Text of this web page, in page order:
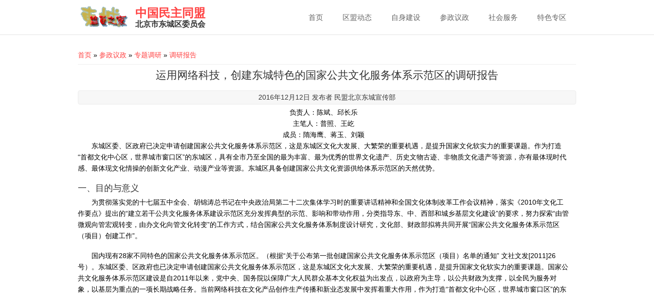
中国民主同盟
北京市东城区委员会
首页 区盟动态 自身建设 参政议政 社会服务 特色专区
You are here
首页 » 参政议政 » 专题调研 » 调研报告
运用网络科技，创建东城特色的国家公共文化服务体系示范区的调研报告
2016年12月12日 发布者 民盟北京东城宣传部
负责人：陈斌、邱长乐
主笔人：普照、王屹
成员：隋海鹰、蒋玉、刘颖
东城区委、区政府已决定申请创建国家公共文化服务体系示范区，这是东城区文化大发展、大繁荣的重要机遇，是提升国家文化软实力的重要课题。作为打造
“首都文化中心区，世界城市窗口区”的东城区，具有全市乃至全国的最为丰富、最为优秀的世界文化遗产、历史文物古迹、非物质文化遗产等资源，亦有最体现时代
感、最体现文化情操的创新文化产业、动漫产业等资源。东城区具备创建国家公共文化资源供给体系示范区的天然优势。
一、目的与意义
为贯彻落实党的十七届五中全会、胡锦涛总书记在中央政治局第二十二次集体学习时的重要讲话精神和全国文化体制改革工作会议精神，落实《2010年文化工
作要点》提出的“建立若干公共文化服务体系建设示范区充分发挥典型的示范、影响和带动作用，分类指导东、中、西部和城乡基层文化建设”的要求，努力探索“由管
微观向管宏观转变，由办文化向管文化转变”的工作方式，结合国家公共文化服务体系制度设计研究，文化部、财政部拟将共同开展“国家公共文化服务体系示范区
（项目）创建工作”。
国内现有28家不同特色的国家公共文化服务体系示范区。（根据“关于公布第一批创建国家公共文化服务体系示范区（项目）名单的通知” 文社文发[2011]26
号）。东城区委、区政府也已决定申请创建国家公共文化服务体系示范区，这是东城区文化大发展、大繁荣的重要机遇，是提升国家文化软实力的重要课题。国家公
共文化服务体系示范区建设是自2011年以来，党中央、国务院以保障广大人民群众基本文化权益为出发点，以政府为主导，以公共财政为支撑，以全民为服务对
象，以基层为重点的一项长期战略任务。当前网络科技在文化产品创作生产传播和新业态发展中发挥着重大作用，作为打造“首都文化中心区，世界城市窗口区”的东